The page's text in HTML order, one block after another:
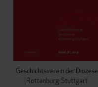
Geschichtsverein der Diözese
Rottenburg-Stuttgart